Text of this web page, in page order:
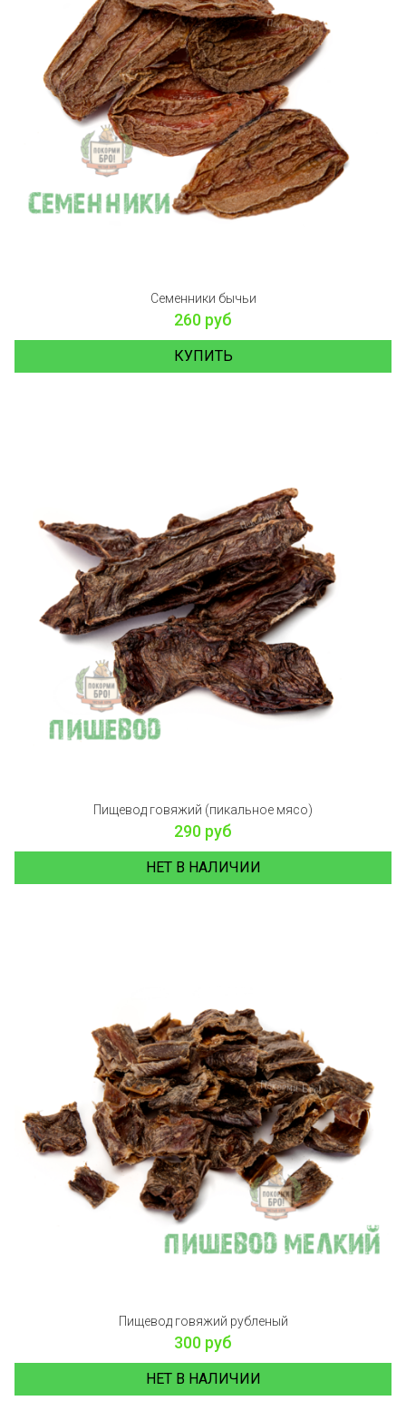
Семенники бычьи
260 руб
КУПИТЬ
Пищевод говяжий (пикальное мясо)
290 руб
НЕТ В НАЛИЧИИ
Пищевод говяжий рубленый
300 руб
НЕТ В НАЛИЧИИ